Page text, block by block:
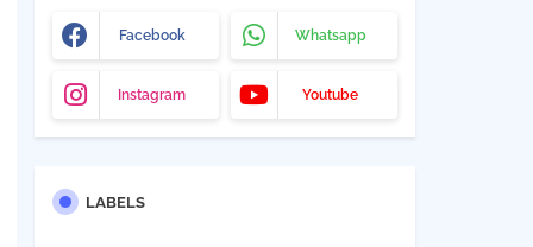
Facebook Whatsapp
Instagram Youtube
LABELS